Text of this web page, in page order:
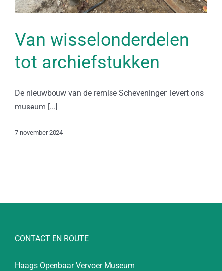
Van wisselonderdelen
tot archiefstukken
De nieuwbouw van de remise Scheveningen levert ons
museum [...]
7 november 2024
CONTACT EN ROUTE
Haags Openbaar Vervoer Museum